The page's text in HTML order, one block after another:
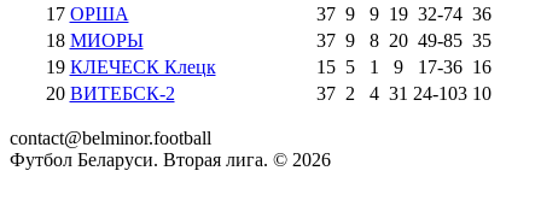
17 ОРША 37 9 9 19 32-74 36
18 МИОРЫ 37 9 8 20 49-85 35
19 КЛЕЧЕСК Клецк 15 5 1 9 17-36 16
20 ВИТЕБСК-2 37 2 4 31 24-103 10
contact@belminor.football
Футбол Беларуси. Вторая лига. © 2026